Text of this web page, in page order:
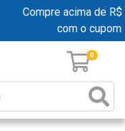
Compre acima de
com o cupom
0